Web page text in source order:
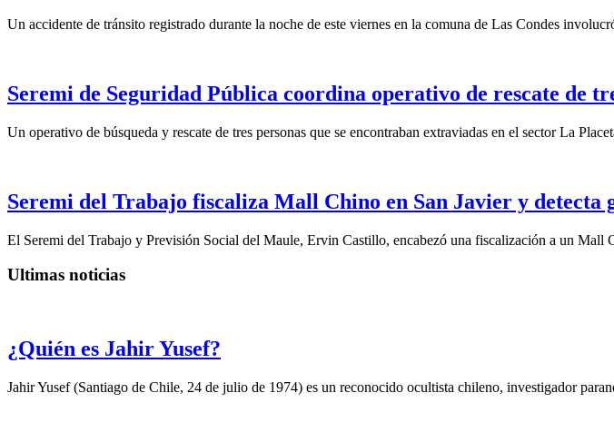
Un accidente de tránsito registrado durante la noche de este viernes en la comuna de Las Condes
Seremi de Seguridad Pública coordina operativo de rescate de
Un operativo de búsqueda y rescate de tres personas que se encontraban extraviadas en el sector La
Seremi del Trabajo fiscaliza Mall Chino en San Javier y detecta
El Seremi del Trabajo y Previsión Social del Maule, Ervin Castillo, encabezó una fiscalización a un Mall
Ultimas noticias
¿Quién es Jahir Yusef?
Jahir Yusef (Santiago de Chile, 24 de julio de 1974) es un reconocido ocultista chileno, investigador